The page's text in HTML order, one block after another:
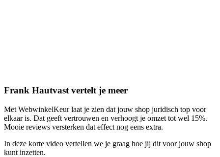
Frank Hautvast vertelt je meer
Met WebwinkelKeur laat je zien dat jouw shop juridisch top voor
elkaar is. Dat geeft vertrouwen en verhoogt je omzet tot wel 15%.
Mooie reviews versterken dat effect nog eens extra.
In deze korte video vertellen we je graag hoe jij dit voor jouw shop
kunt inzetten.